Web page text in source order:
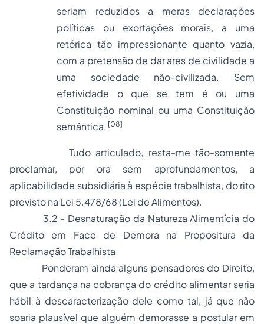
seriam reduzidos a meras declarações
políticas ou exortações morais, a uma
retórica tão impressionante quanto vazia,
com a pretensão de dar ares de civilidade a
uma sociedade não-civilizada. Sem
efetividade o que se tem é ou uma
Constituição nominal ou uma Constituição
semântica. [08]
Tudo articulado, resta-me tão-somente
proclamar, por ora sem aprofundamentos, a
aplicabilidade subsidiária à espécie trabalhista, do rito
previsto na Lei 5.478/68 (Lei de Alimentos).
3.2 - Desnaturação da Natureza Alimentícia do
Crédito em Face de Demora na Propositura da
Reclamação Trabalhista
Ponderam ainda alguns pensadores do Direito,
que a tardança na cobrança do crédito alimentar seria
hábil à descaracterização dele como tal, já que não
soaria plausível que alguém demorasse a postular em